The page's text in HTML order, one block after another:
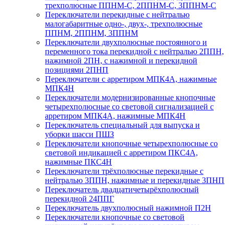
трехполюсные ППНМ-С, 2ППНМ-С, 3ППНМ-С
Переключатели перекидные с нейтралью
малогабаритные одно-, двух-, трехполюсные
ППНМ, 2ППНМ, 3ППНМ
Переключатели двухполюсные постоянного и
переменного тока перекидной с нейтралью 2ППН,
нажимной 2ПН, с нажимной и перекидной
позициями 2ПНП
Переключатели с арретиром МПК4А, нажимные
МПК4Н
Переключатели модернизированные кнопочные
четырехполюсные со световой сигнализацией с
арретиром МПК4А, нажимные МПК4Н
Переключатель специальный для выпуска и
уборки шасси ПШЗ
Переключатели кнопочные четырехполюсные со
световой индикацией с арретиром ПКС4А,
нажимные ПКС4Н
Переключатели трёхполюсные перекидные с
нейтралью 3ППН, нажимные и перекидные 3ПНП
Переключатель двадцатичетырёхполюсный
перекидной 24ППГ
Переключатель двухполюсный нажимной П2Н
Переключатели кнопочные со световой